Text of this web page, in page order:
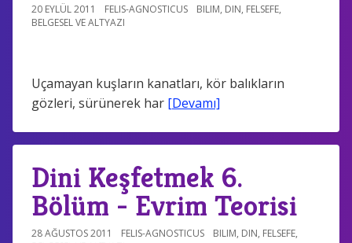
20 EYLÜL 2011 FELIS-AGNOSTICUS BILIM, DIN, FELSEFE,
BELGESEL VE ALTYAZI
Uçamayan kuşların kanatları, kör balıkların
gözleri, sürünerek har [Devamı]
Dini Keşfetmek 6.
Bölüm - Evrim Teorisi
28 AĞUSTOS 2011 FELIS-AGNOSTICUS BILIM, DIN, FELSEFE,